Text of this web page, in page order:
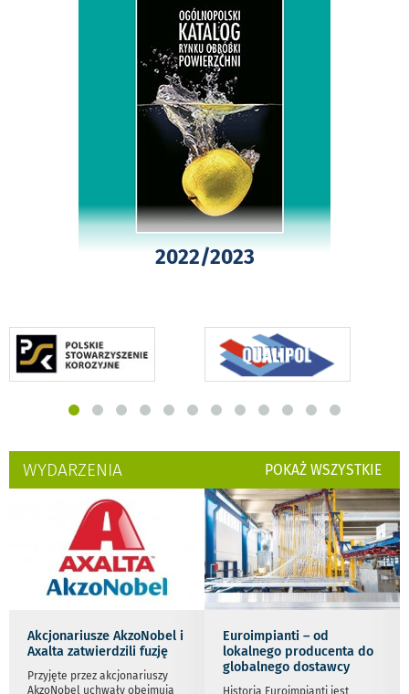
2022/2023
WYDARZENIA POKAŻ WSZYSTKIE
Akcjonariusze AkzoNobel i
Axalta zatwierdzili fuzję
Przyjęte przez akcjonariuszy
AkzoNobel uchwały obejmują
Euroimpianti – od
lokalnego producenta do
globalnego dostawcy
Historia Euroimpianti jest